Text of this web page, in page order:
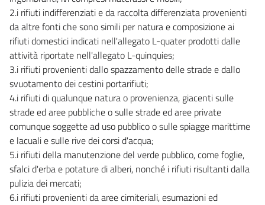
TITOLO III
((LA VALUTAZIONE DI IMPATTO AMBIENTALE))
19
20
21
22
23
24
24 bis
25
26
2.i rifiuti indifferenziati e da raccolta differenziata provenienti
da altre fonti che sono simili per natura e composizione ai
rifiuti domestici indicati nell'allegato L-quater prodotti dalle
attività riportate nell'allegato L-quinquies;
3.i rifiuti provenienti dallo spazzamento delle strade e dallo
svuotamento dei cestini portarifiuti;
4.i rifiuti di qualunque natura o provenienza, giacenti sulle
strade ed aree pubbliche o sulle strade ed aree private
comunque soggette ad uso pubblico o sulle spiagge marittime
e lacuali e sulle rive dei corsi d'acqua;
5.i rifiuti della manutenzione del verde pubblico, come foglie,
sfalci d'erba e potature di alberi, nonché i rifiuti risultanti dalla
pulizia dei mercati;
6.i rifiuti provenienti da aree cimiteriali, esumazioni ed